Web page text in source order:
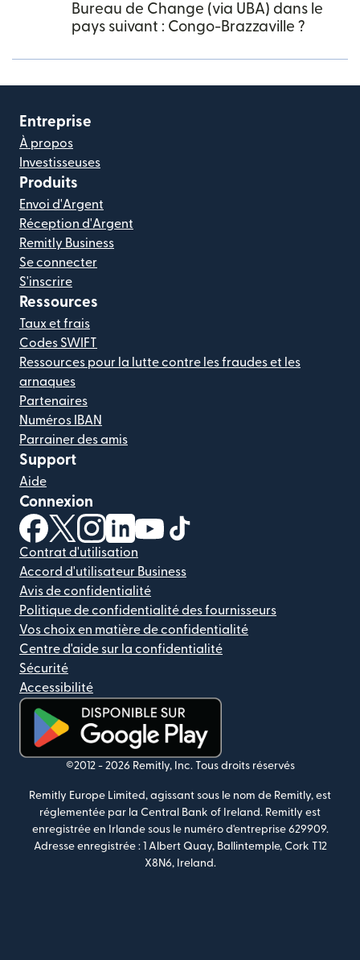
Bureau de Change (via UBA) dans le
pays suivant : Congo-Brazzaville ?
Entreprise
À propos
Investisseuses
Produits
Envoi d'Argent
Réception d'Argent
Remitly Business
Se connecter
S'inscrire
Ressources
Taux et frais
Codes SWIFT
Ressources pour la lutte contre les fraudes et les
arnaques
Partenaires
Numéros IBAN
Parrainer des amis
Support
Aide
Connexion
(s'ouvre dans une nouvelle fenêtre)
(s'ouvre dans une nouvelle fenêtre)
(s'ouvre dans une nouvelle fenêtre)
(s'ouvre dans une nouvelle fenêtre)
(s'ouvre dans une nouvelle
Contrat d'utilisation
Accord d'utilisateur Business
Avis de confidentialité
Politique de confidentialité des fournisseurs
Vos choix en matière de confidentialité
Centre d'aide sur la confidentialité
Sécurité
Accessibilité
(s'ouvre dans une nouvelle fenêtre)
©2012 - 2026 Remitly, Inc. Tous droits réservés
Remitly Europe Limited, agissant sous le nom de Remitly, est
réglementée par la Central Bank of Ireland. Remitly est
enregistrée en Irlande sous le numéro d'entreprise 629909.
Adresse enregistrée : 1 Albert Quay, Ballintemple, Cork T12
X8N6, Ireland.